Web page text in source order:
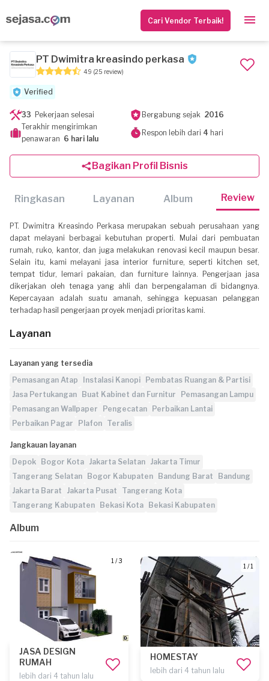
Cari Vendor Terbaik!
PT Dwimitra kreasindo perkasa
4.9 (25 review)
Verified
33 Pekerjaan selesai Bergabung sejak 2016
Terakhir mengirimkan
penawaran 6 hari lalu
Respon lebih dari 4 hari
Bagikan Profil Bisnis
Ringkasan Layanan Album Review
PT. Dwimitra Kreasindo Perkasa merupakan sebuah perusahaan yang
dapat melayani berbagai kebutuhan properti. Mulai dari pembuatan
rumah, ruko, kantor, dan juga melakukan renovasi kecil maupun besar.
Selain itu, kami melayani jasa interior furniture, seperti kitchen set,
tempat tidur, lemari pakaian, dan furniture lainnya. Pengerjaan jasa
dikerjakan oleh tenaga yang ahli dan berpengalaman di bidangnya.
Kepercayaan adalah suatu amanah, sehingga kepuasan pelanggan
terhadap hasil pengerjaan proyek menjadi prioritas kami.
Layanan
Layanan yang tersedia
Pemasangan Atap
Instalasi Kanopi
Pembatas Ruangan & Partisi
Jasa Pertukangan
Buat Kabinet dan Furnitur
Pemasangan Lampu
Pemasangan Wallpaper
Pengecatan
Perbaikan Lantai
Perbaikan Pagar
Plafon Teralis
Jangkauan layanan
Depok
Bogor Kota Jakarta Selatan Jakarta Timur
Tangerang Selatan
Bogor Kabupaten Bandung Barat
Bandung
Jakarta Barat
Jakarta Pusat
Tangerang Kota
Tangerang Kabupaten
Bekasi Kota Bekasi Kabupaten
Album
1 / 3
JASA DESIGN
RUMAH
lebih dari 4 tahun lalu
1 / 1
HOMESTAY
lebih dari 4 tahun lalu